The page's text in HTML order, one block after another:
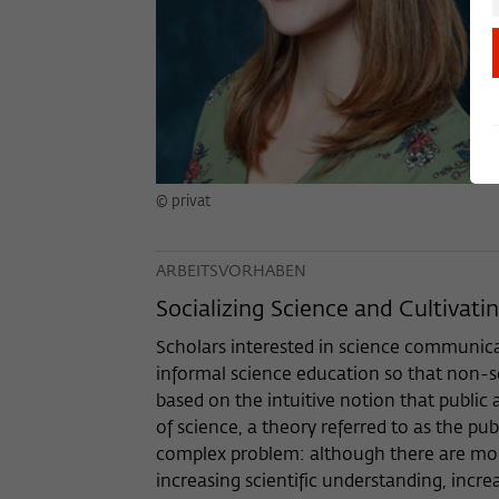
© privat
ARBEITSVORHABEN
Socializing Science and
Scholars interested in science
informal science education so that non-
based on the intuitive notion that public
of science, a theory referred to as the
complex problem: although there are
increasing scientific understanding,